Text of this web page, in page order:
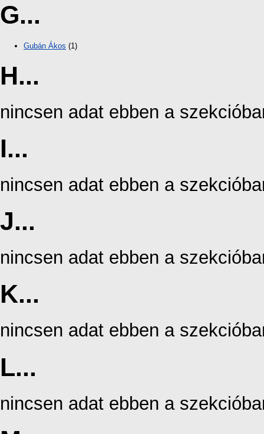
G...
Gubán Ákos (1)
H...
nincsen adat ebben a
I...
nincsen adat ebben a
J...
nincsen adat ebben a
K...
nincsen adat ebben a
L...
nincsen adat ebben a